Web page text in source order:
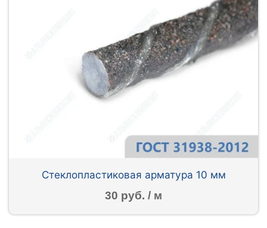
Стеклопластиковая арматура 10 мм
30 руб. / м